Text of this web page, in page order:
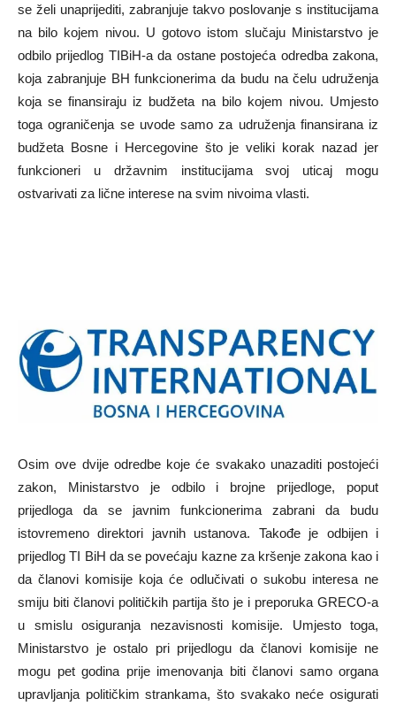
se želi unaprijediti, zabranjuje takvo poslovanje s institucijama
na bilo kojem nivou. U gotovo istom slučaju Ministarstvo je
odbilo prijedlog TIBiH-a da ostane postojeća odredba zakona,
koja zabranjuje BH funkcionerima da budu na čelu udruženja
koja se finansiraju iz budžeta na bilo kojem nivou. Umjesto
toga ograničenja se uvode samo za udruženja finansirana iz
budžeta Bosne i Hercegovine što je veliki korak nazad jer
funkcioneri u državnim institucijama svoj uticaj mogu
ostvarivati za lične interese na svim nivoima vlasti.
Osim ove dvije odredbe koje će svakako unazaditi postojeći
zakon, Ministarstvo je odbilo i brojne prijedloge, poput
prijedloga da se javnim funkcionerima zabrani da budu
istovremeno direktori javnih ustanova. Takođe je odbijen i
prijedlog TI BiH da se povećaju kazne za kršenje zakona kao i
da članovi komisije koja će odlučivati o sukobu interesa ne
smiju biti članovi političkih partija što je i preporuka GRECO-a
u smislu osiguranja nezavisnosti komisije. Umjesto toga,
Ministarstvo je ostalo pri prijedlogu da članovi komisije ne
mogu pet godina prije imenovanja biti članovi samo organa
upravljanja političkim strankama, što svakako neće osigurati